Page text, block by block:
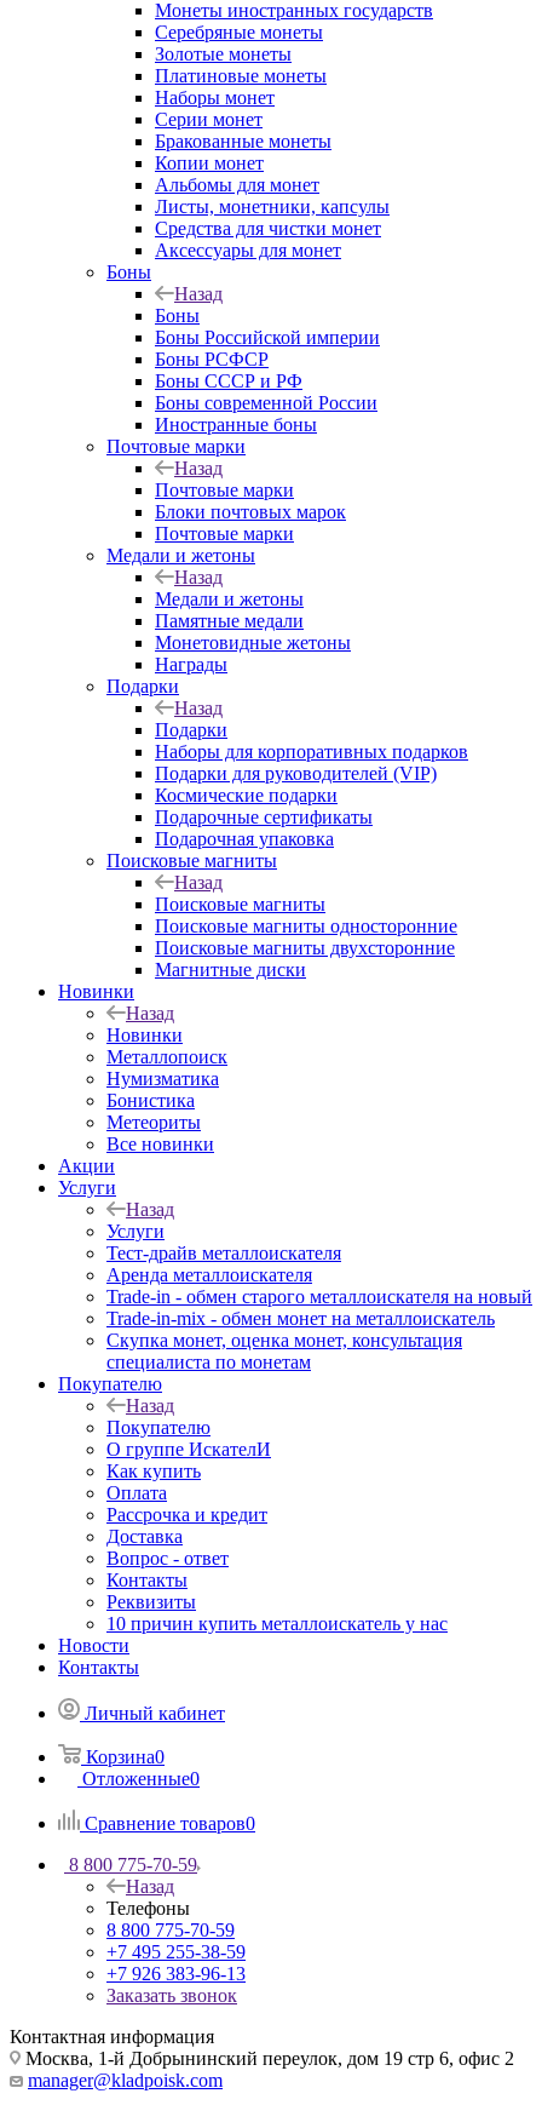
Монеты иностранных государств
Серебряные монеты
Золотые монеты
Платиновые монеты
Наборы монет
Серии монет
Бракованные монеты
Копии монет
Альбомы для монет
Листы, монетники, капсулы
Средства для чистки монет
Аксессуары для монет
Боны
Назад
Боны
Боны Российской империи
Боны РСФСР
Боны СССР и РФ
Боны современной России
Иностранные боны
Почтовые марки
Назад
Почтовые марки
Блоки почтовых марок
Почтовые марки
Медали и жетоны
Назад
Медали и жетоны
Памятные медали
Монетовидные жетоны
Награды
Подарки
Назад
Подарки
Наборы для корпоративных подарков
Подарки для руководителей (VIP)
Космические подарки
Подарочные сертификаты
Подарочная упаковка
Поисковые магниты
Назад
Поисковые магниты
Поисковые магниты односторонние
Поисковые магниты двухсторонние
Магнитные диски
Новинки
Назад
Новинки
Металлопоиск
Нумизматика
Бонистика
Метеориты
Все новинки
Акции
Услуги
Назад
Услуги
Тест-драйв металлоискателя
Аренда металлоискателя
Trade-in - обмен старого металлоискателя на новый
Trade-in-mix - обмен монет на металлоискатель
Скупка монет, оценка монет, консультация
специалиста по монетам
Покупателю
Назад
Покупателю
О группе ИскателИ
Как купить
Оплата
Рассрочка и кредит
Доставка
Вопрос - ответ
Контакты
Реквизиты
10 причин купить металлоискатель у нас
Новости
Контакты
Личный кабинет
Корзина0
Отложенные0
Сравнение товаров0
8 800 775-70-59
Назад
Телефоны
8 800 775-70-59
+7 495 255-38-59
+7 926 383-96-13
Заказать звонок
Контактная информация
Москва, 1-й Добрынинский переулок, дом 19 стр 6, офис 2
manager@kladpoisk.com